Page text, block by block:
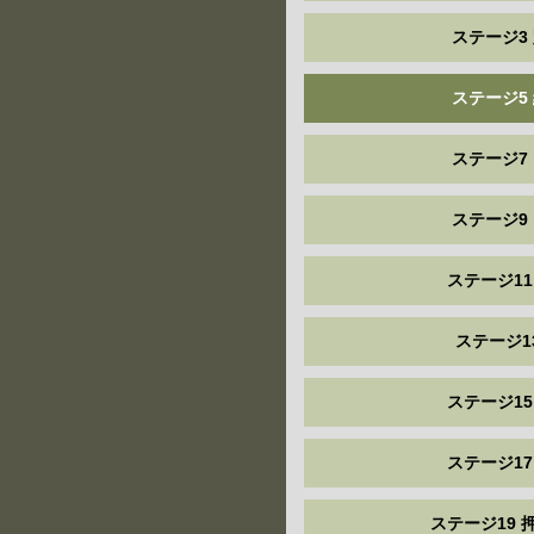
ステージ3
ステージ5
ステージ7
ステージ9
ステージ
ステージ
ステージ
ステージ
ステージ19